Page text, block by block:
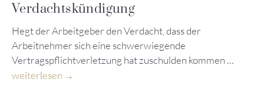
Verdachtskündigung
Hegt der Arbeitgeber den Verdacht, dass der
Arbeitnehmer sich eine schwerwiegende
Vertragspflichtverletzung hat zuschulden kommen …
weiterlesen